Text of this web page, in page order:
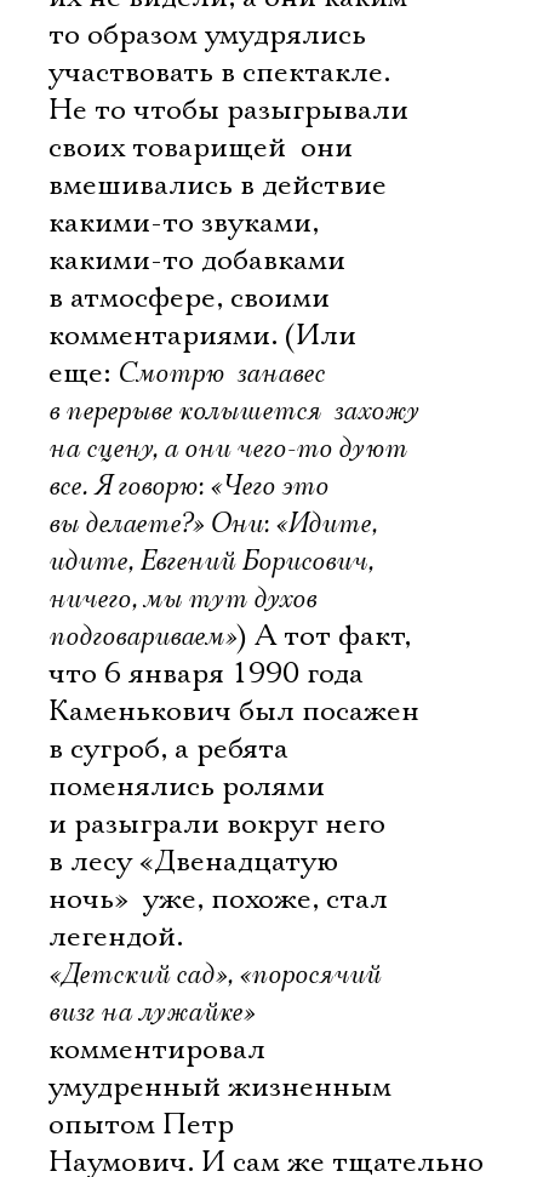
то образом умудрялись
участвовать в спектакле.
Не то чтобы разыгрывали
своих товарищей  они
вмешивались в действие
какими-то звуками,
какими-то добавками
в атмосфере, своими
комментариями. (Или
еще: Смотрю  занавес
в перерыве колышется  захожу
на сцену, а они чего-то дуют
все. Я говорю: «Чего это
вы делаете?» Они: «Идите,
идите, Евгений Борисович,
ничего, мы тут духов
подговариваем») А тот факт,
что 6 января 1990 года
Каменькович был посажен
в сугроб, а ребята
поменялись ролями
и разыграли вокруг него
в лесу «Двенадцатую
ночь»  уже, похоже, стал
легендой.
«Детский сад», «поросячий
визг на лужайке»
комментировал
умудренный жизненным
опытом Петр
Наумович. И сам же тщательно
Ознакомиться